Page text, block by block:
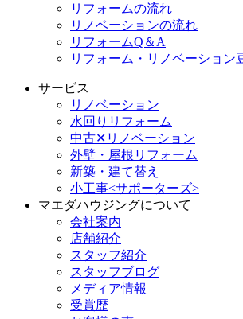
リフォームの流れ
リノベーションの流れ
リフォームQ＆A
リフォーム・リノベーション
サービス
リノベーション
水回りリフォーム
中古✕リノベーション
外壁・屋根リフォーム
新築・建て替え
小工事<サポーターズ>
マエダハウジングについて
会社案内
店舗紹介
スタッフ紹介
スタッフブログ
メディア情報
受賞歴